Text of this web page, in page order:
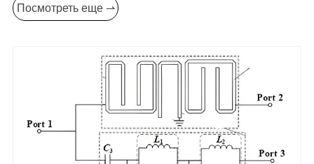
обеспечить качество и надежность связи.
Посмотреть еще ⇀